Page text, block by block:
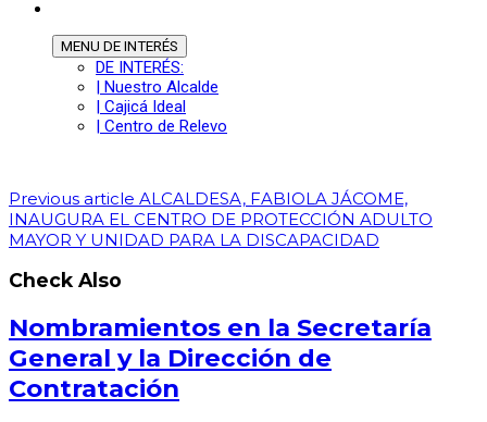
MENU DE INTERÉS
DE INTERÉS:
| Nuestro Alcalde
| Cajicá Ideal
| Centro de Relevo
Previous article ALCALDESA, FABIOLA JÁCOME,
INAUGURA EL CENTRO DE PROTECCIÓN ADULTO
MAYOR Y UNIDAD PARA LA DISCAPACIDAD
Check Also
Nombramientos en la Secretaría
General y la Dirección de
Contratación